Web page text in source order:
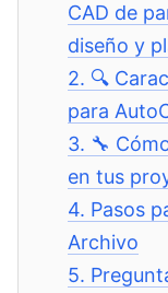
CAD de
diseño y
2. 🔍
para
3. 🔧
en tus
4. Pasos
Archivo
5.